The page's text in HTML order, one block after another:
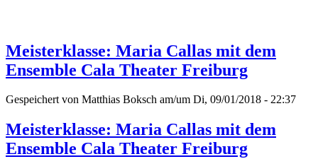
Meisterklasse: Maria Callas mit dem
Ensemble Cala Theater Freiburg
Gespeichert von Matthias Boksch am/um Di, 09/01/2018 - 22:37
Meisterklasse: Maria Callas mit dem
Ensemble Cala Theater Freiburg